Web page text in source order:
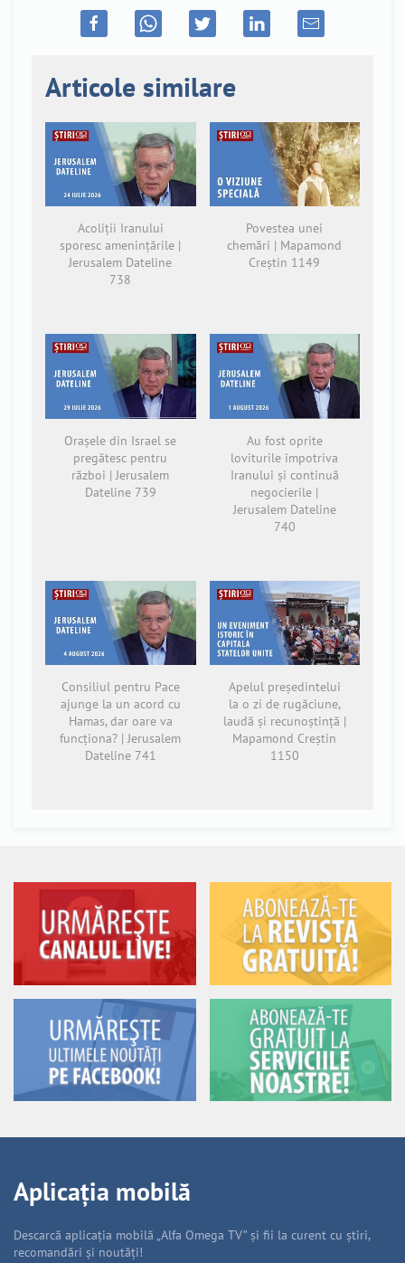
Articole similare
Acoliții Iranului
sporesc amenințările |
Jerusalem Dateline
738
Povestea unei
chemări | Mapamond
Creștin 1149
Orașele din Israel se
pregătesc pentru
război | Jerusalem
Dateline 739
Au fost oprite
loviturile împotriva
Iranului și continuă
negocierile |
Jerusalem Dateline
740
Consiliul pentru Pace
ajunge la un acord cu
Hamas, dar oare va
funcționa? | Jerusalem
Dateline 741
Apelul președintelui
la o zi de rugăciune,
laudă și recunoștință |
Mapamond Creștin
1150
Aplicația mobilă
Descarcă aplicația mobilă „Alfa Omega TV” și fii la curent cu știri,
recomandări și noutăți!